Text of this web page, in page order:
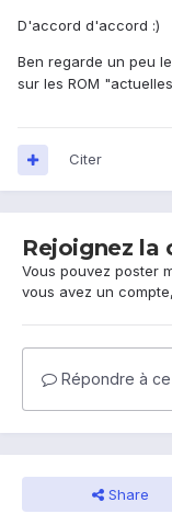
D'accord d'accord :)
Ben regarde un peu
sur les ROM
Citer
Rejoignez la
Vous pouvez poster
vous avez un compte,
Répondre à
Share